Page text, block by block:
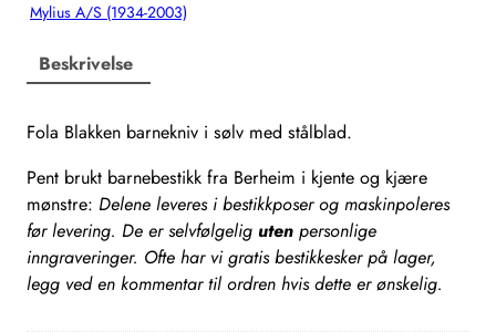
Mylius A/S (1934-2003)
Beskrivelse
Fola Blakken barnekniv i sølv med stålblad.
Pent brukt barnebestikk fra Berheim i kjente og kjære
mønstre: Delene leveres i bestikkposer og maskinpoleres
før levering. De er selvfølgelig uten personlige
inngraveringer. Ofte har vi gratis bestikkesker på lager,
legg ved en kommentar til ordren hvis dette er ønskelig.